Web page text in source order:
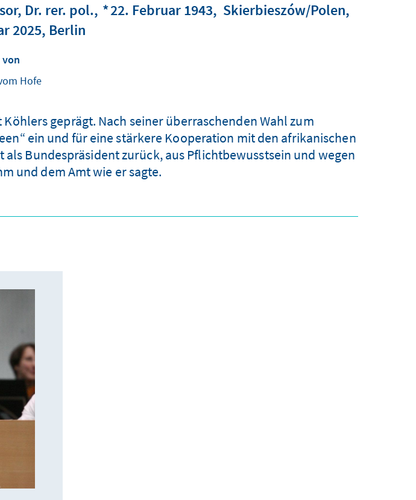
Dr. rer. pol. 22. Februar 1943
Skierbieszów/Polen
2025 Berlin
von
Hofe
geprägt. Nach seiner überraschenden Wahl zum
ein und für eine stärkere Kooperation mit den afrikanischen
Bundespräsident zurück, aus Pflichtbewusstsein und wegen
und dem Amt wie er sagte.